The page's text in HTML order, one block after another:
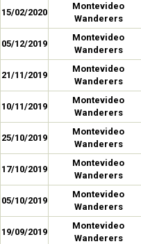
15/02/2020
Montevideo
Wanderers
05/12/2019
Montevideo
Wanderers
21/11/2019
Montevideo
Wanderers
10/11/2019
Montevideo
Wanderers
25/10/2019
Montevideo
Wanderers
17/10/2019
Montevideo
Wanderers
05/10/2019
Montevideo
Wanderers
19/09/2019
Montevideo
Wanderers